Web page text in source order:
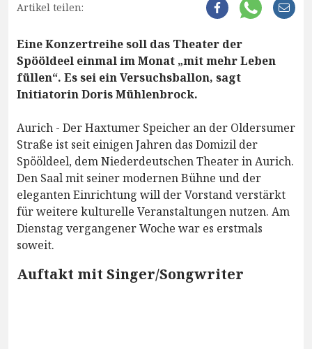
Artikel teilen:
Eine Konzertreihe soll das Theater der
Spööldeel einmal im Monat „mit mehr Leben
füllen“. Es sei ein Versuchsballon, sagt
Initiatorin Doris Mühlenbrock.
Aurich - Der Haxtumer Speicher an der Oldersumer
Straße ist seit einigen Jahren das Domizil der
Spööldeel, dem Niederdeutschen Theater in Aurich.
Den Saal mit seiner modernen Bühne und der
eleganten Einrichtung will der Vorstand verstärkt
für weitere kulturelle Veranstaltungen nutzen. Am
Dienstag vergangener Woche war es erstmals
soweit.
Auftakt mit Singer/Songwriter